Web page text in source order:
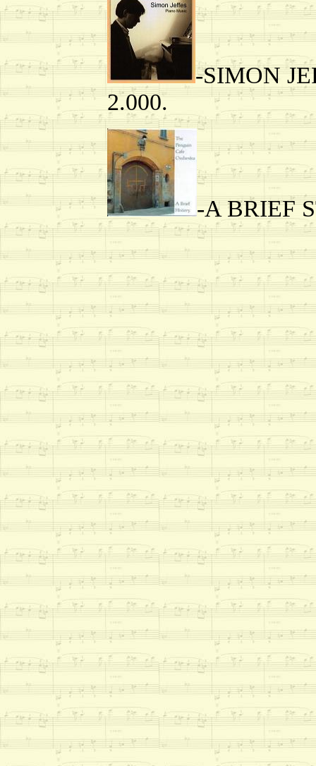
-SIMON
2.000.
-A BRIEF